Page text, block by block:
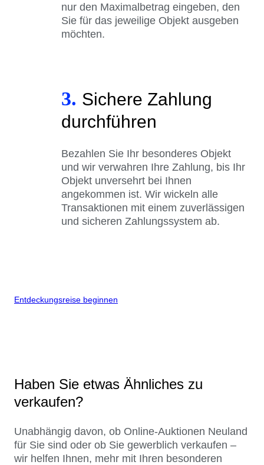
nur den Maximalbetrag eingeben, den
Sie für das jeweilige Objekt ausgeben
möchten.
3. Sichere Zahlung
durchführen
Bezahlen Sie Ihr besonderes Objekt
und wir verwahren Ihre Zahlung, bis Ihr
Objekt unversehrt bei Ihnen
angekommen ist. Wir wickeln alle
Transaktionen mit einem zuverlässigen
und sicheren Zahlungssystem ab.
Entdeckungsreise beginnen
Haben Sie etwas Ähnliches zu
verkaufen?
Unabhängig davon, ob Online-Auktionen Neuland
für Sie sind oder ob Sie gewerblich verkaufen –
wir helfen Ihnen, mehr mit Ihren besonderen